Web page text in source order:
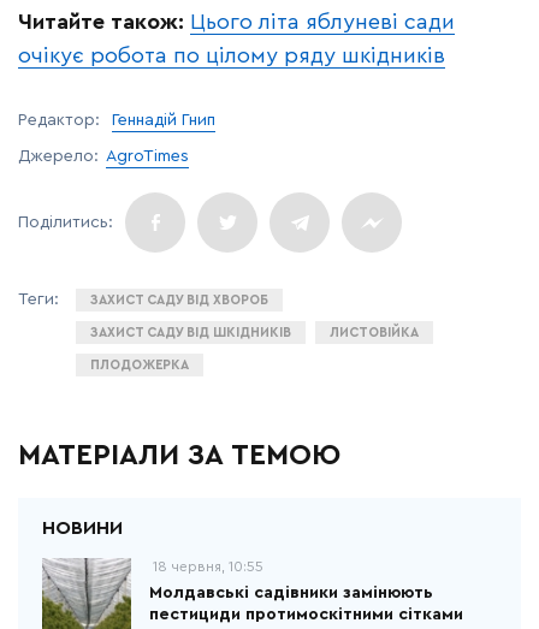
Читайте також: Цього літа яблуневі сади
очікує робота по цілому ряду шкідників
Редактор: Геннадій Гнип
Джерело: AgroTimes
ЗАХИСТ САДУ ВІД ХВОРОБ
ЗАХИСТ САДУ ВІД ШКІДНИКІВ ЛИСТОВІЙКА
ПЛОДОЖЕРКА
МАТЕРІАЛИ ЗА ТЕМОЮ
18 червня, 10:55
Молдавські садівники замінюють
пестициди протимоскітними сітками